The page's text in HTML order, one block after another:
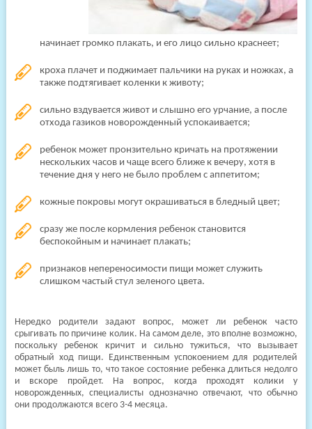
начинает громко плакать, и его лицо сильно краснеет;
кроха плачет и поджимает пальчики на руках и ножках, а
также подтягивает коленки к животу;
сильно вздувается живот и слышно его урчание, а после
отхода газиков новорожденный успокаивается;
ребенок может пронзительно кричать на протяжении
нескольких часов и чаще всего ближе к вечеру, хотя в
течение дня у него не было проблем с аппетитом;
кожные покровы могут окрашиваться в бледный цвет;
сразу же после кормления ребенок становится
беспокойным и начинает плакать;
признаков непереносимости пищи может служить
слишком частый стул зеленого цвета.
Нередко родители задают вопрос, может ли ребенок часто
срыгивать по причине колик. На самом деле, это вполне возможно,
поскольку ребенок кричит и сильно тужиться, что вызывает
обратный ход пищи. Единственным успокоением для родителей
может быль лишь то, что такое состояние ребенка длиться недолго
и вскоре пройдет. На вопрос, когда проходят колики у
новорожденных, специалисты однозначно отвечают, что обычно
они продолжаются всего 3-4 месяца.